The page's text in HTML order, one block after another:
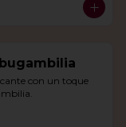
con un toque